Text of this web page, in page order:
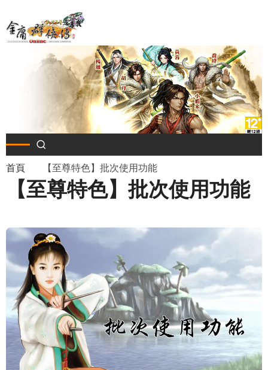
至
導
航
結
首頁 【至尊特色】批次使用功能
【至尊特色】批次使用功能